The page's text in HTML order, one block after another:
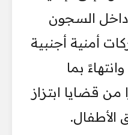
داخل السجون
أمنية أجنبية
بما
من قضايا ابتزاز
الأطفال.